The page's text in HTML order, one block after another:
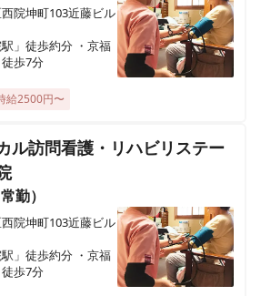
）
内訪看・オンコールなし】「より多
を届けるために」福祉施設への訪問
✨
院坤町103近藤ビル
」徒歩約分 ・京福
歩7分
給2500円〜
ル訪問看護・リハビリステー
勤）
院坤町103近藤ビル
」徒歩約分 ・京福
歩7分